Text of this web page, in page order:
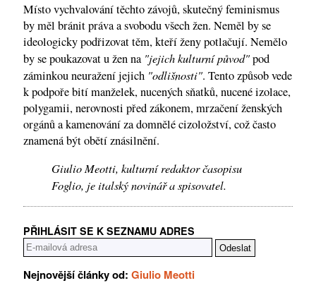
Místo vychvalování těchto závojů, skutečný feminismus
by měl bránit práva a svobodu všech žen. Neměl by se
ideologicky podřizovat těm, kteří ženy potlačují. Nemělo
by se poukazovat u žen na "jejich kulturní původ"pod
záminkou neuražení jejich "odlišnosti". Tento způsob vede
k podpoře bití manželek, nucených sňatků, nucené izolace,
polygamii, nerovnosti před zákonem, mrzačení ženských
orgánů a kamenování za domnělé cizoložství, což často
znamená být obětí znásilnění.
Giulio Meotti, kulturní redaktor časopisu
Foglio, je italský novinář a spisovatel.
PŘIHLÁSIT SE K SEZNAMU ADRES
Nejnovější články od: Giulio Meotti